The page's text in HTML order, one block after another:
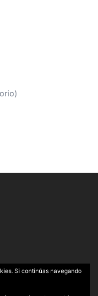
Si continúas navegando